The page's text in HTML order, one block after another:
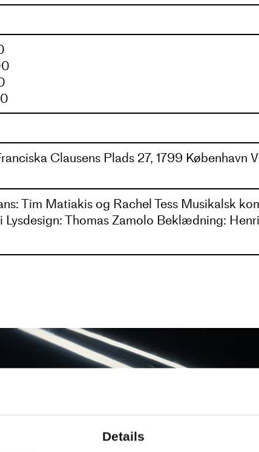
Details
/ Else Else er en
– fra det næsten
forbindelser mellem
og kaotisk samtid.
Clausens Plads 27, 1799 København V
Tim Matiakis og Rachel Tess Musikalsk
Lysdesign: Thomas Zamolo Beklædning:
Teknisk koordination og afvikling: Kasper
Koncept: Tim Matiakis i samarbejde med